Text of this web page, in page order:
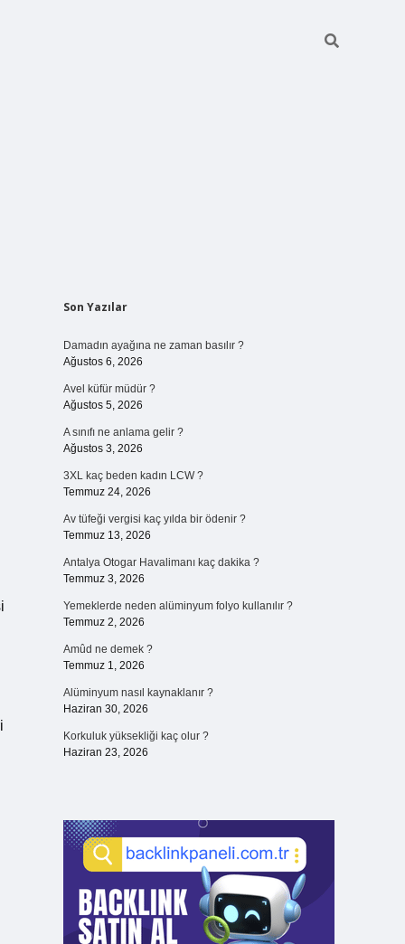
Sidebar
Son Yazılar
Damadın ayağına ne zaman basılır ?
Ağustos 6, 2026
Avel küfür müdür ?
Ağustos 5, 2026
A sınıfı ne anlama gelir ?
Ağustos 3, 2026
3XL kaç beden kadın LCW ?
Temmuz 24, 2026
Av tüfeği vergisi kaç yılda bir ödenir ?
Temmuz 13, 2026
Antalya Otogar Havalimanı kaç dakika ?
Temmuz 3, 2026
Yemeklerde neden alüminyum folyo kullanılır ?
Temmuz 2, 2026
Amûd ne demek ?
Temmuz 1, 2026
Alüminyum nasıl kaynaklanır ?
Haziran 30, 2026
Korkuluk yüksekliği kaç olur ?
Haziran 23, 2026